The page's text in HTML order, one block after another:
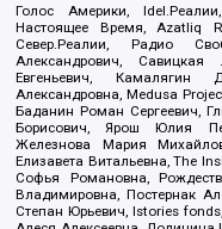
Голос Америки,
Настоящее Время, Azatliq
Север.Реалии, Радио
Александрович,
Евгеньевич, Камалягин
Александровна, Medusa
Баданин Роман Сергеевич,
Борисович, Ярош Юлия
Железнова Мария
Елизавета Витальевна, The
Софья Романовна,
Владимировна, Постернак
Степан Юрьевич, Istories